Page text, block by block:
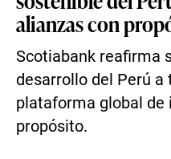
alianzas con
Scotiabank reafirma
desarrollo del Perú a
plataforma global de
propósito.